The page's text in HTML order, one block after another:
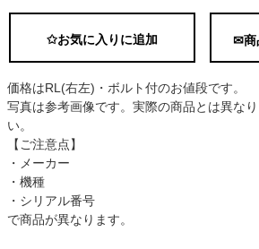
✩お気に入りに追加 ✉商
価格はRL(右左)・ボルト付のお値段です。
写真は参考画像です。実際の商品とは異な
い。
【ご注意点】
・メーカー
・機種
・シリアル番号
で商品が異なります。